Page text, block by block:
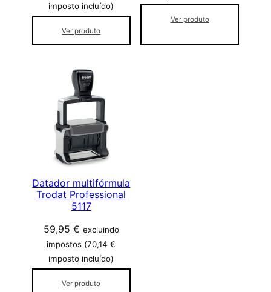
imposto incluído)
Ver produto
Ver produto
Datador multifórmula
Trodat Professional
5117
59,95 € excluindo
impostos (70,14€
imposto incluído)
Ver produto